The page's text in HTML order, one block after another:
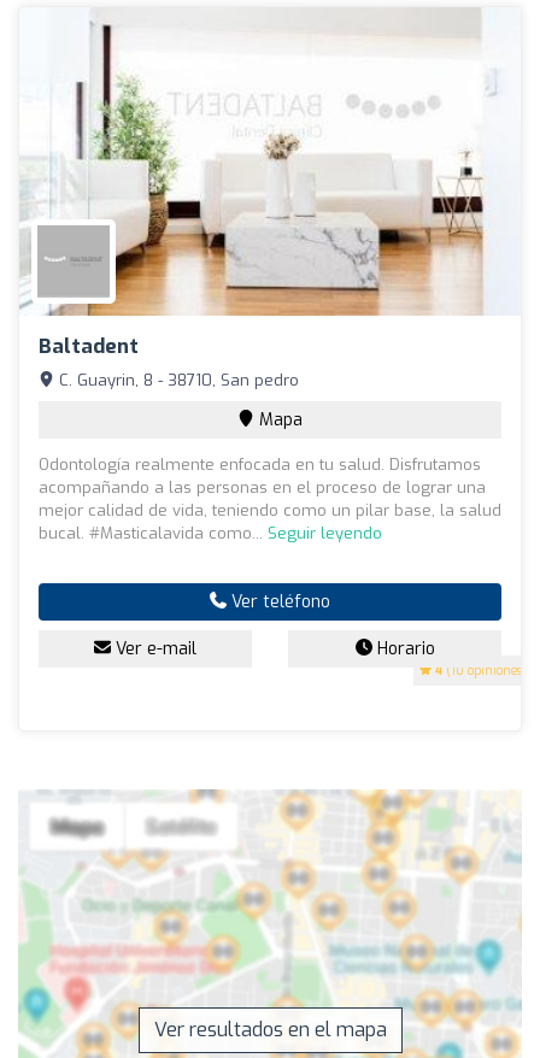
Baltadent
4 (10 opiniones)
C. Guayrin, 8 - 38710, San pedro
Mapa
Odontología realmente enfocada en tu salud. Disfrutamos
acompañando a las personas en el proceso de lograr una
mejor calidad de vida, teniendo como un pilar base, la salud
bucal. #Masticalavida como... Seguir leyendo
Ver teléfono
Ver e-mail Horario
Ver resultados en el mapa